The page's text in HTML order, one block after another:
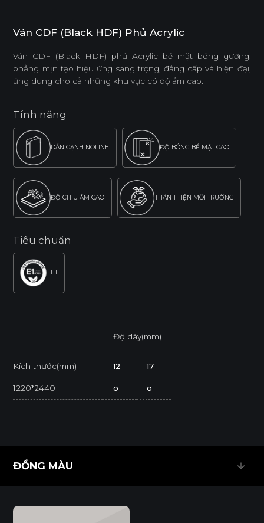
Ván CDF (Black HDF) Phủ Acrylic
Ván CDF (Black HDF) phủ Acrylic bề mặt bóng gương,
phẳng mịn tạo hiệu ứng sang trọng, đẳng cấp và hiện đại,
ứng dụng cho cả những khu vực có độ ẩm cao.
Tính năng
DÁN CẠNH NOLINE ĐỘ BÓNG BỀ MẶT CAO
ĐỘ CHỊU ẨM CAO THÂN THIỆN MÔI TRƯỜNG
Tiêu chuẩn
E1
Độ dày(mm)
Kích thước(mm) 12 17
1220*2440 o o
Test/ ISO 12460-1).
ĐỒNG MÀU